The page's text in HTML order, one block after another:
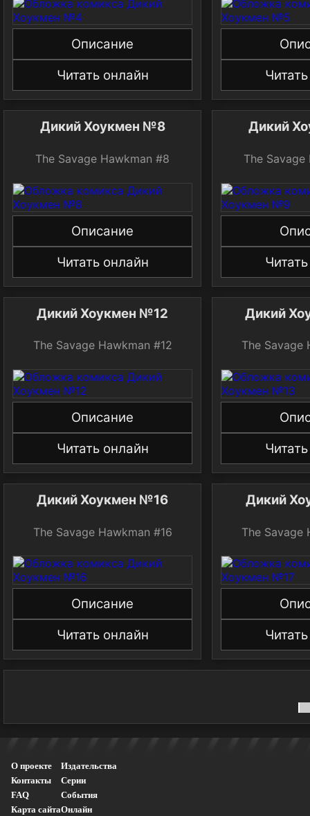
Описание
Читать онлайн
Дикий Хоукмен №8
The Savage Hawkman #8
Описание
Читать онлайн
Дикий
The
Дикий Хоукмен №12
The Savage Hawkman #12
Описание
Читать онлайн
Дикий
The Savage
Дикий Хоукмен №16
The Savage Hawkman #16
Описание
Читать онлайн
Дикий
The Savage
О проекте
Контакты
FAQ
Карта сайта
Издательства
Серии
События
Онлайн